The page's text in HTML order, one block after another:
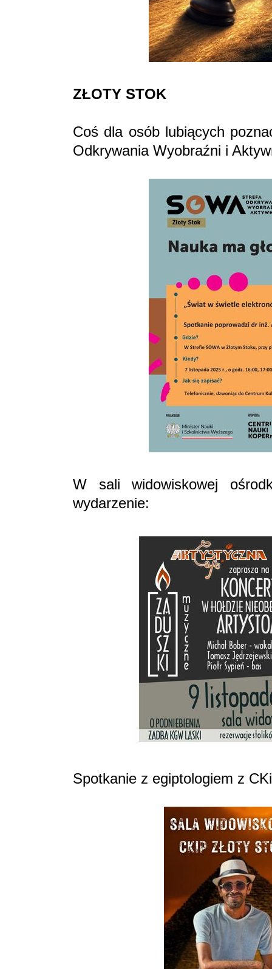
ZŁOTY STOK
Coś dla osób lubiących
Odkrywania Wyobraźni i
W sali widowiskowej
wydarzenie:
Spotkanie z egiptologiem z